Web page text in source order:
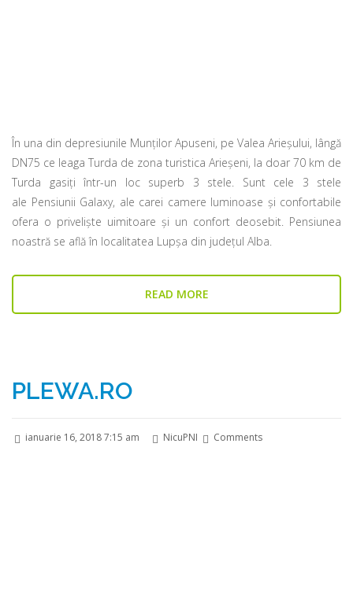
În una din depresiunile Munților Apuseni, pe Valea Arieșului, lângă
DN75 ce leaga Turda de zona turistica Arieșeni, la doar 70 km de
Turda gasiți într-un loc superb 3 stele. Sunt cele 3 stele
ale Pensiunii Galaxy, ale carei camere luminoase și confortabile
ofera o priveliște uimitoare și un confort deosebit. Pensiunea
noastră se află în localitatea Lupșa din județul Alba.
READ MORE
PLEWA.RO
ianuarie 16, 2018 7:15 am NicuPNI Comments